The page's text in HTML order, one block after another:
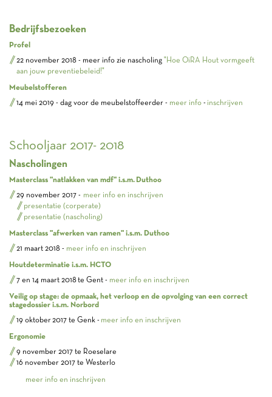
Bedrijfsbezoeken
Profel
22 november 2018 - meer info zie nascholing "Hoe OiRA Hout vormgeeft
aan jouw preventiebeleid!"
Meubelstofferen
14 mei 2019 - dag voor de meubelstoffeerder - meer info - inschrijven
Schooljaar 2017- 2018
Nascholingen
Masterclass "natlakken van mdf" i.s.m. Duthoo
29 november 2017 - meer info en inschrijven
presentatie (corperate)
presentatie (nascholing)
Masterclass "afwerken van ramen" i.s.m. Duthoo
21 maart 2018 - meer info en inschrijven
Houtdeterminatie i.s.m. HCTO
7 en 14 maart 2018 te Gent - meer info en inschrijven
Veilig op stage: de opmaak, het verloop en de opvolging van een correct
stagedossier i.s.m. Norbord
19 oktober 2017 te Genk - meer info en inschrijven
Ergonomie
9 november 2017 te Roeselare
16 november 2017 te Westerlo
meer info en inschrijven